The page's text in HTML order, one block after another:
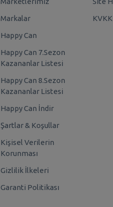
Markalar
Happy Can
Happy Can 7.Sezon
Kazananlar Listesi
Happy Can 8.Sezon
Kazananlar Listesi
Happy Can İndir
Şartlar & Koşullar
Kişisel Verilerin
Korunması
Gizlilik İlkeleri
Garanti Politikası
KVKK